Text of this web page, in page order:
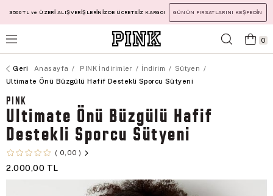
3500 TL ve ÜZERİ ALIŞVERİŞLERİNİZDE ÜCRETSİZ KARGO! GÜNÜN FIRSATLARINI KEŞFEDİN
0
Anasayfa PINK İndirimler İndirim
Sütyen
Ultimate Önü Büzgülü Hafif Destekli Sporcu Sütyeni
PINK
Ultimate Önü Büzgülü Hafif
Destekli Sporcu Sütyeni
0,00
2.000,00 TL